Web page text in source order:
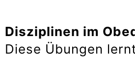
Disziplinen im
Diese Übungen